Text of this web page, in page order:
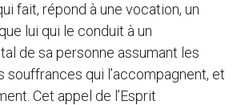
fait, répond à une vocation, un
lui qui le conduit à un
de sa personne assumant les
souffrances qui l’accompagnent, et
Cet appel de l’Esprit